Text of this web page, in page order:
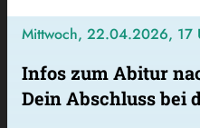
Mittwoch, 22.04.2026, 17
Infos zum Abitur
Dein Abschluss bei